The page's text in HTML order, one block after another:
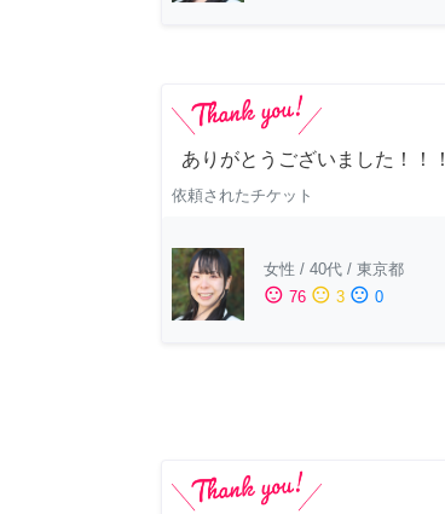
ありがとうございました！！！
依頼されたチケット
女性 / 40代 / 東京都
sentiment_satisfied 76 sentiment_neutral 3 sentiment_dissatisfied 0